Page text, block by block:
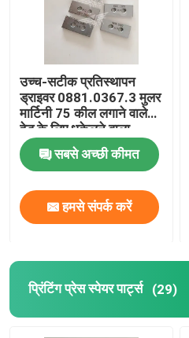
उच्च-सटीक प्रतिस्थापन
ड्राइवर 0881.0367.3 मुलर
मार्टिनी 75 कील लगाने वाले
हेड के लिए धकेलने वाला
सबसे अच्छी कीमत
हमसे संपर्क करें
प्रिंटिंग प्रेस स्पेयर पार्ट्स (29)